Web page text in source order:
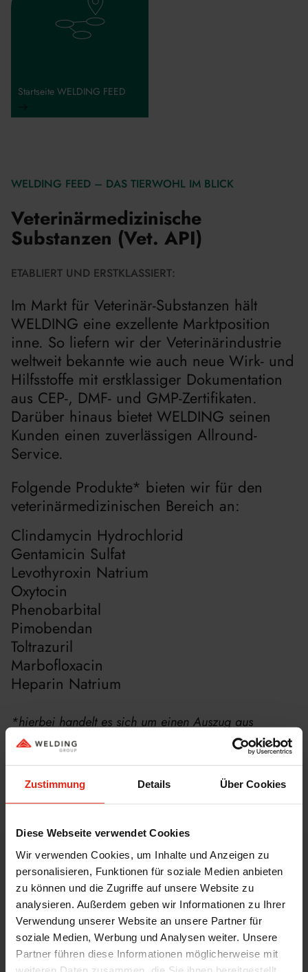
Zustimmung Details Über Cookies
Diese Webseite verwendet Cookies
Wir verwenden Cookies, um Inhalte und Anzeigen zu
personalisieren, Funktionen für soziale Medien anbieten
zu können und die Zugriffe auf unsere Website zu
analysieren. Außerdem geben wir Informationen zu Ihrer
Verwendung unserer Website an unsere Partner für
soziale Medien, Werbung und Analysen weiter. Unsere
Partner führen diese Informationen möglicherweise mit
Startseite WELDING FEED
WELDING FEED – DAS TIERWOHL IM BLICK
Veterinärmedizinische
Substanzen (Vet. API)
ETABLIERT UND ERSTKLASSIERT:
Im Markt für Veterinär-Substanzen hält
WELDING eine exzellente Marktposition
inne. So liefern wir der Veterinärindustrie
weltweit bekannte wie auch neue Wirk- und
Hilfsstoffe mit erstklassiger Dokumentation
aus CEP-, DMF- und GMP-Zertifikaten.
Darüber hinaus bietet WELDING seinen
Kunden einen zuverlässigen Allround-
Service.
Folgende Produkte* bieten wir für den
veterinärmedizinischen Bereich an:
Clindamycin Hydrochlorid
Gentamicin Sulfat
Levothyroxin Natrium
Oxytocin
Phenobarbital
Pimobendan
Toltrazuril
Marbofloxacin
Heparin Natrium
*hierbei handelt es sich um einen Auszug aus
unserem Produkt-Portfolio
WELDING KENNENLERNEN
Produkte für die
Lebensmittelindustrie von
WELDING